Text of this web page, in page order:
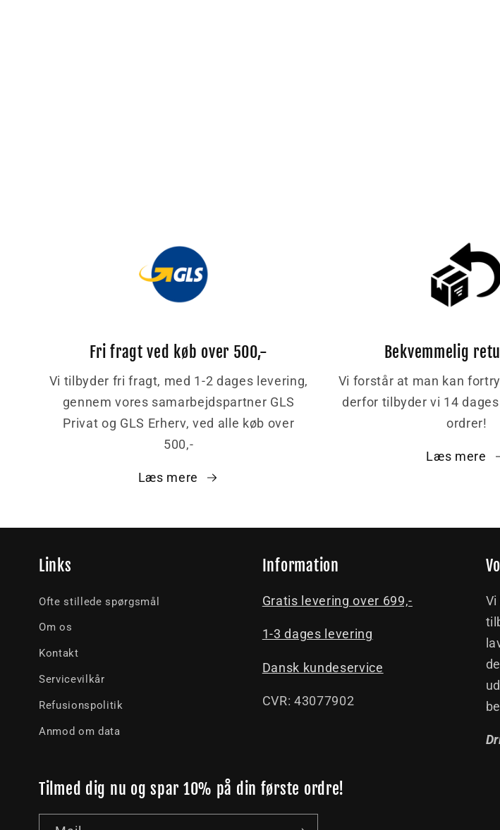
Fri fragt ved køb over 500,-
Vi tilbyder fri fragt, med 1-2 dages levering,
gennem vores samarbejdspartner GLS
Privat og GLS Erherv, ved alle køb over
500,-
Læs mere
Bekvemmelig
Vi forstår at man kan
derfor tilbyder vi 14
ordrer!
Læs mere
Links
Ofte stillede spørgsmål
Om os
Kontakt
Servicevilkår
Refusionspolitik
Anmod om data
Information
Gratis levering over 699,-
1-3 dages levering
Dansk kundeservice
CVR: 43077902
Tilmed dig nu og spar 10% på din første ordre!